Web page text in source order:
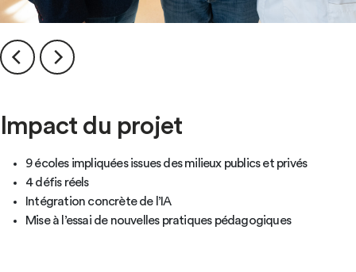
Impact du projet
9 écoles impliquées issues des milieux publics et privés
4 défis réels
Intégration concrète de l’IA
Mise à l’essai de nouvelles pratiques pédagogiques